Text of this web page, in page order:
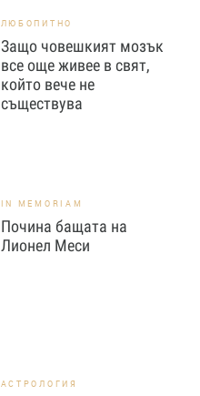
ЛЮБОПИТНО
Защо човешкият мозък
все още живее в свят,
който вече не
съществува
IN MEMORIAM
Почина бащата на
Лионел Меси
АСТРОЛОГИЯ